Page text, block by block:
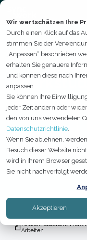
Wir wertschätzen Ihre
Durch einen Klick auf das
stimmen Sie der
„Anpassen“ beschrieben
erhalten Sie genauere
und können diese nach
anpassen.
Sie können Ihre
jeder Zeit ändern oder
den von uns verwendeten
Datenschutzrichtlinie.
Wenn Sie ablehnen,
Besuch dieser Website
wird in Ihrem Browser
Sie nicht nachverfolgt
Akzeptieren
Skip
the
main
content.
Teilzeit, Studium/
Arbeiten